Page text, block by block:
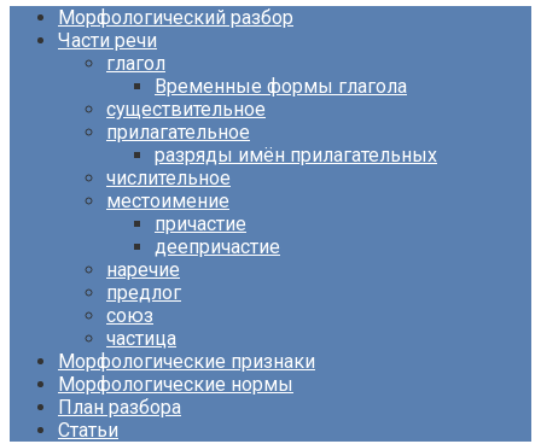
Морфологический разбор
Части речи
глагол
Временные формы глагола
существительное
прилагательное
разряды имён прилагательных
числительное
местоимение
причастие
деепричастие
наречие
предлог
союз
частица
Морфологические признаки
Морфологические нормы
План разбора
Статьи